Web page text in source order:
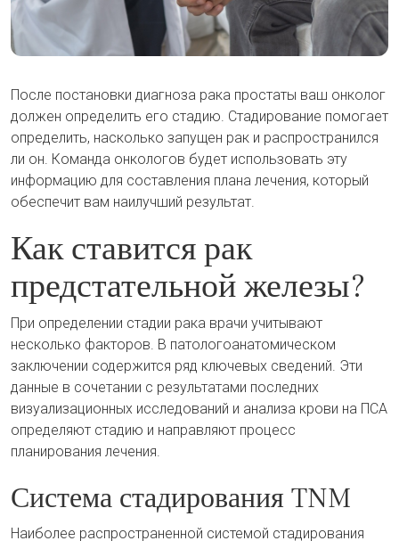
После постановки диагноза рака простаты ваш онколог
должен определить его стадию. Стадирование помогает
определить, насколько запущен рак и распространился
ли он. Команда онкологов будет использовать эту
информацию для составления плана лечения, который
обеспечит вам наилучший результат.
Как ставится рак
предстательной железы?
При определении стадии рака врачи учитывают
несколько факторов. В патологоанатомическом
заключении содержится ряд ключевых сведений. Эти
данные в сочетании с результатами последних
визуализационных исследований и анализа крови на ПСА
определяют стадию и направляют процесс
планирования лечения.
Система стадирования TNM
Наиболее распространенной системой стадирования